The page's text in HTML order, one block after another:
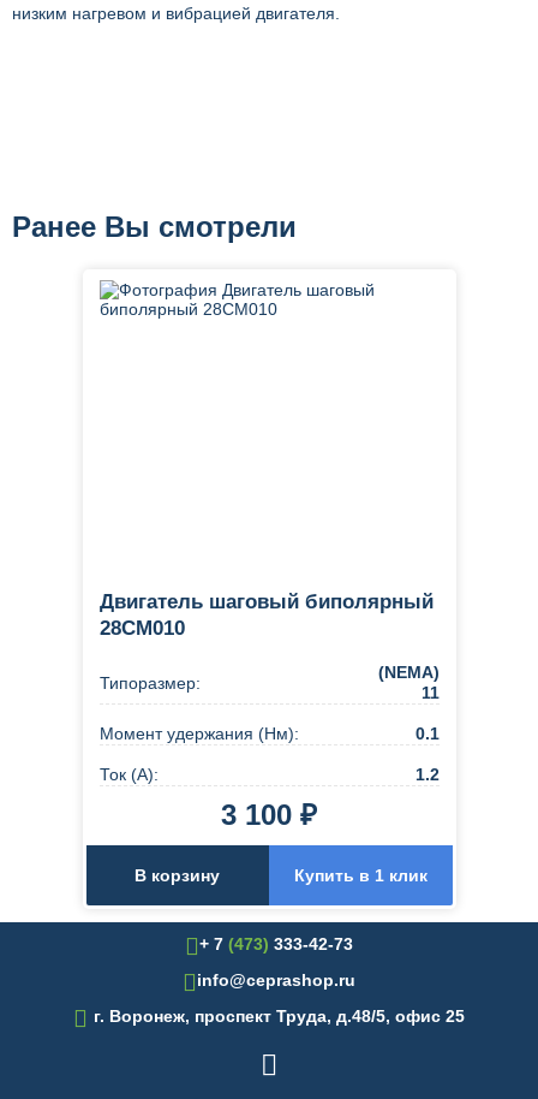
низким нагревом и вибрацией двигателя.
Ранее Вы смотрели
Двигатель шаговый биполярный
28CM010
Типоразмер:
(NEMA)
11
Момент удержания (Нм): 0.1
Ток (А): 1.2
3 100 ₽
В корзину Купить в 1 клик
+ 7 (473) 333-42-73
info@ceprashop.ru
 г. Воронеж, проспект Труда, д.48/5, офис 25
